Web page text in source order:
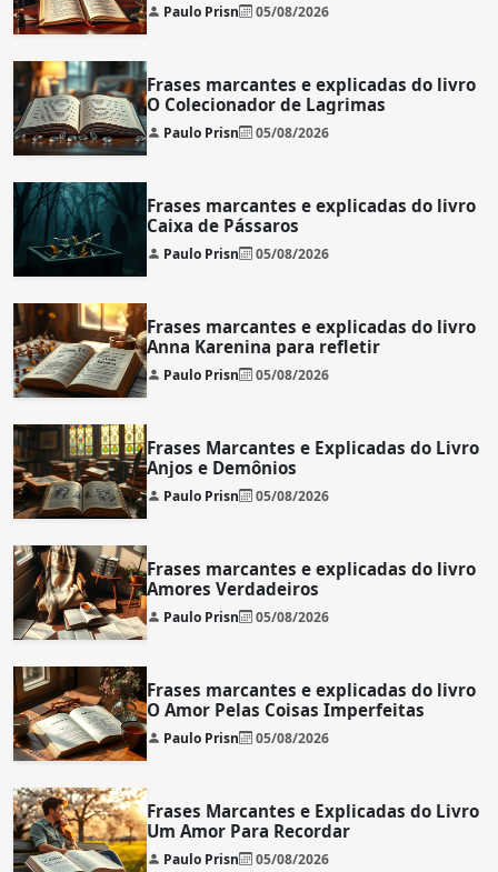
Paulo Prisn 05/08/2026
Frases marcantes e explicadas do livro
O Colecionador de Lagrimas
Paulo Prisn 05/08/2026
Frases marcantes e explicadas do livro
Caixa de Pássaros
Paulo Prisn 05/08/2026
Frases marcantes e explicadas do livro
Anna Karenina para refletir
Paulo Prisn 05/08/2026
Frases Marcantes e Explicadas do Livro
Anjos e Demônios
Paulo Prisn 05/08/2026
Frases marcantes e explicadas do livro
Amores Verdadeiros
Paulo Prisn 05/08/2026
Frases marcantes e explicadas do livro
O Amor Pelas Coisas Imperfeitas
Paulo Prisn 05/08/2026
Frases Marcantes e Explicadas do Livro
Um Amor Para Recordar
Paulo Prisn 05/08/2026